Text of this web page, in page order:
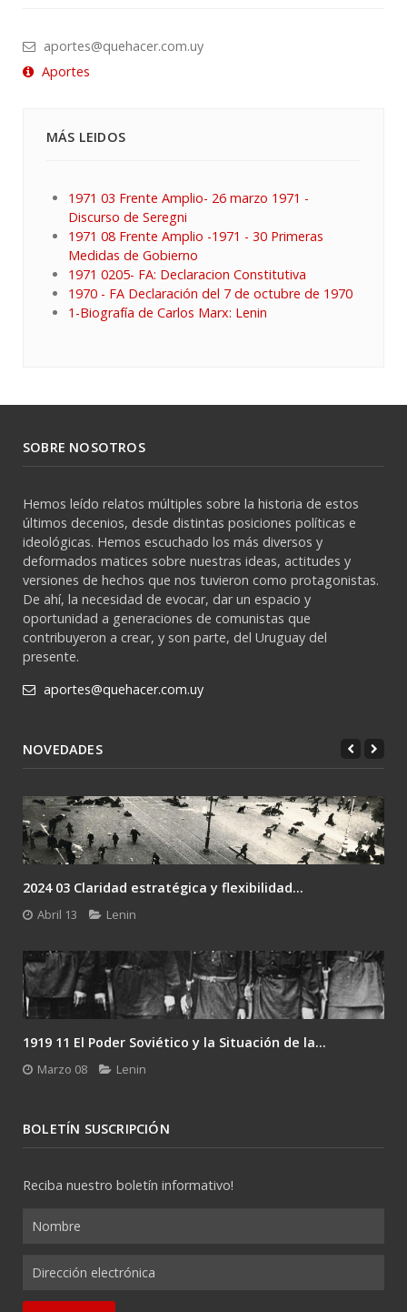
aportes@quehacer.com.uy
Aportes
MÁS LEIDOS
1971 03 Frente Amplio- 26 marzo 1971 -
Discurso de Seregni
1971 08 Frente Amplio -1971 - 30 Primeras
Medidas de Gobierno
1971 0205- FA: Declaracion Constitutiva
1970 - FA Declaración del 7 de octubre de 1970
1-Biografía de Carlos Marx: Lenin
SOBRE NOSOTROS
Hemos leído relatos múltiples sobre la historia de estos
últimos decenios, desde distintas posiciones políticas e
ideológicas. Hemos escuchado los más diversos y
deformados matices sobre nuestras ideas, actitudes y
versiones de hechos que nos tuvieron como protagonistas.
De ahí, la necesidad de evocar, dar un espacio y
oportunidad a generaciones de comunistas que
contribuyeron a crear, y son parte, del Uruguay del
presente.
aportes@quehacer.com.uy
NOVEDADES
2024 03 Claridad estratégica y flexibilidad...
Abril 13 Lenin
1919 11 El Poder Soviético y la Situación de la...
Marzo 08 Lenin
BOLETÍN SUSCRIPCIÓN
Reciba nuestro boletín informativo!